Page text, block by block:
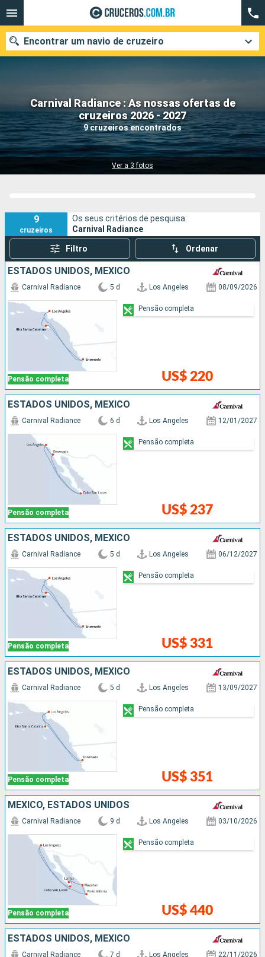
Carnival Radiance : As nossas ofertas de
cruzeiros 2026 - 2027
9 cruzeiros encontrados
Ver a 3 fotos
Encontrar um navio de cruzeiro
Quando ir?
Data de partida
9
cruzeiros
Os seus critérios de pesquisa:
Carnival Radiance
Filtro Ordenar
ESTADOS UNIDOS, MÉXICO
Pensão completa
Carnival Radiance 5 d Los Angeles 08/09/2026
US$ 220
Pensão completa
ESTADOS UNIDOS, MÉXICO
Pensão completa
Carnival Radiance 6 d Los Angeles 12/01/2027
US$ 237
Pensão completa
ESTADOS UNIDOS, MÉXICO
Pensão completa
Carnival Radiance 5 d Los Angeles 06/12/2027
US$ 331
Pensão completa
ESTADOS UNIDOS, MÉXICO
Pensão completa
Carnival Radiance 5 d Los Angeles 13/09/2027
US$ 351
Pensão completa
MÉXICO, ESTADOS UNIDOS
Pensão completa
Carnival Radiance 9 d Los Angeles 03/10/2026
US$ 440
Pensão completa
ESTADOS UNIDOS, MÉXICO
Carnival Radiance 7 d Los Angeles 22/11/2026